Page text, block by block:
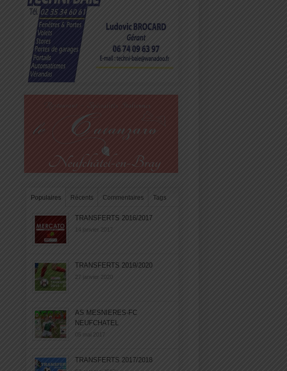
Populaires Récents Commentaires Tags
TRANSFERTS 2016/2017
14 janvier 2017
TRANSFERTS 2019/2020
27 janvier 2020
AS MESNIERES-FC
NEUFCHATEL
05 mai 2017
TRANSFERTS 2017/2018